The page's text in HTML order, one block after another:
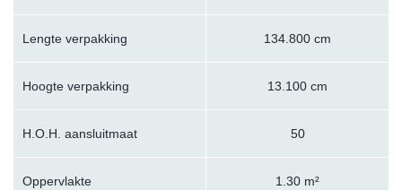
Lengte verpakking 134.800 cm
Hoogte verpakking 13.100 cm
H.O.H. aansluitmaat 50
Oppervlakte 1.30 m²